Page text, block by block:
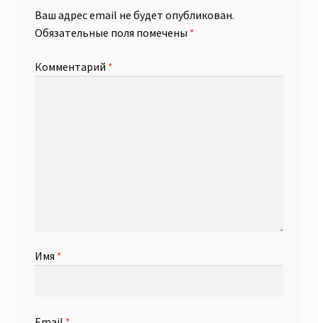
Ваш адрес email не будет опубликован.
Обязательные поля помечены *
Комментарий *
Имя *